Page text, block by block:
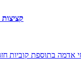
אדמה בתוספת קוביות